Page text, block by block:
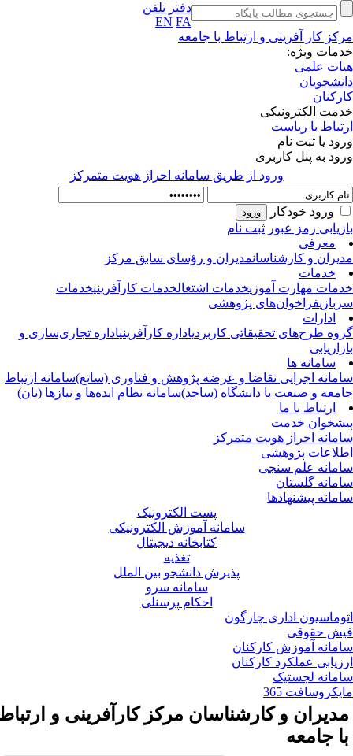
دفتر تلفن
EN FA
کار آفرینی و ارتباط با جامعه
ویژه:
علمی
الکترونیکی
با ریاست
یا ثبت نام
به پنل کاربری
ورود از طريق سامانه احراز هويت متمركز
ورود خودکار
رمز عبور ثبت نام
معرفی
و کارشناسانمدیران و رؤسای سابق مرکز
خدمات
مهارت آموزیخدمات اشتغالخدمات کارآفرینیخدمات
فراخوان‌های پژوهشی
ادارات
طرح‌های تحقیقاتی کاربردیاداره کارآفرینیاداره تجاری‌سازی و
سامانه ها
اجرایی تقاضا و عرضه پژوهش و فناوری (ساتع)سامانه ارتباط
و صنعت با دانشگاه (ساجد)سامانه نظام ایده‌ها و نیازها (نان)
ارتباط با ما
خدمت
احراز هویت متمرکز
پژوهشی
علم سنجی
گلستان
پیشنهادها
پست الکترونیک
سامانه آموزش الکترونیکی
کتابخانه دیجیتال
تغذیه
پذیرش دانشجو بین الملل
سامانه سرو
احکام پرسنلی
اداری چارگون
حقوقی
آموزش کارکنان
عملکرد کارکنان
لجستیک
365
و کارشناسان مرکز کارآفرینی و ارتباط
جامعه